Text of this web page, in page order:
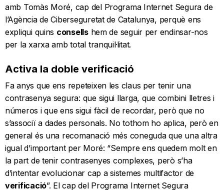
amb Tomàs Moré, cap del Programa Internet Segura de
l’Agència de Ciberseguretat de Catalunya, perquè ens
expliqui quins consellshem de seguir per endinsar-nos
per la xarxa amb total tranquil·litat.
Activa la doble verificació
Fa anys que ens repeteixen les claus per tenir una
contrasenya segura: que sigui llarga, que combini lletres i
números i que ens sigui fàcil de recordar, però que no
s’associï a dades personals. No tothom ho aplica, però en
general és una recomanació més coneguda que una altra
igual d’important per Moré: “Sempre ens quedem molt en
la part de tenir contrasenyes complexes, però s’ha
d’intentar evolucionar cap a sistemes multifactor de
verificació”. El cap del Programa Internet Segura